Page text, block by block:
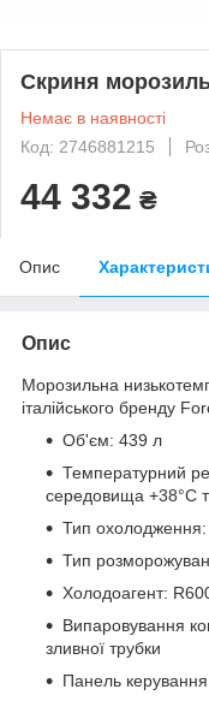
Скриня
Немає в наявності
Код: 2746881215
44 332 ₴
Опис
Опис
Морозильна
італійського бренду
Об'єм: 439 л
Температурний
середовища +38°C
Тип охолодження:
Тип
Холодоагент:
Випаровування
зливної трубки
Панель